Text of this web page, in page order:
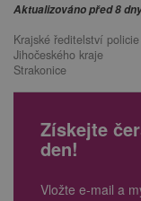
Aktualizováno před 8
Krajské ředitelství policie
Jihočeského kraje
Strakonice
Získejte
den!
Vložte e-mail a